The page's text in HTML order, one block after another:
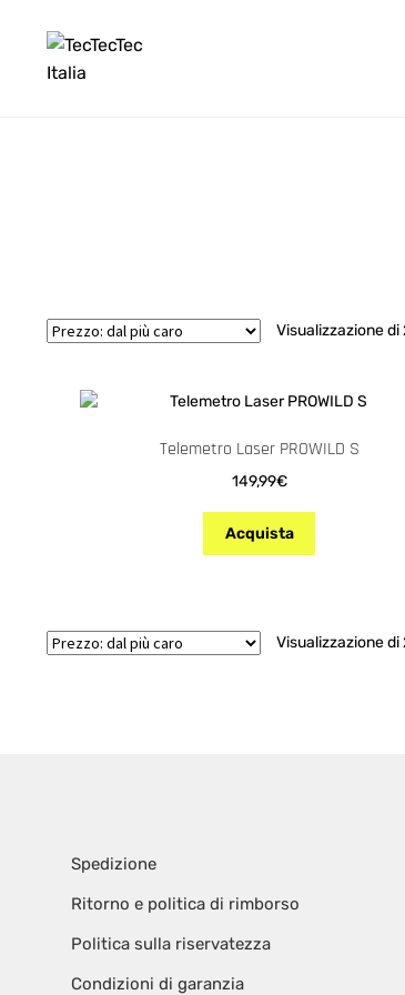
Vai
Vai
Visualizzazione di
Telemetro Laser PROWILD S
149,99€
Acquista
Visualizzazione di
Spedizione
Ritorno e politica di rimborso
Politica sulla riservatezza
Condizioni di garanzia